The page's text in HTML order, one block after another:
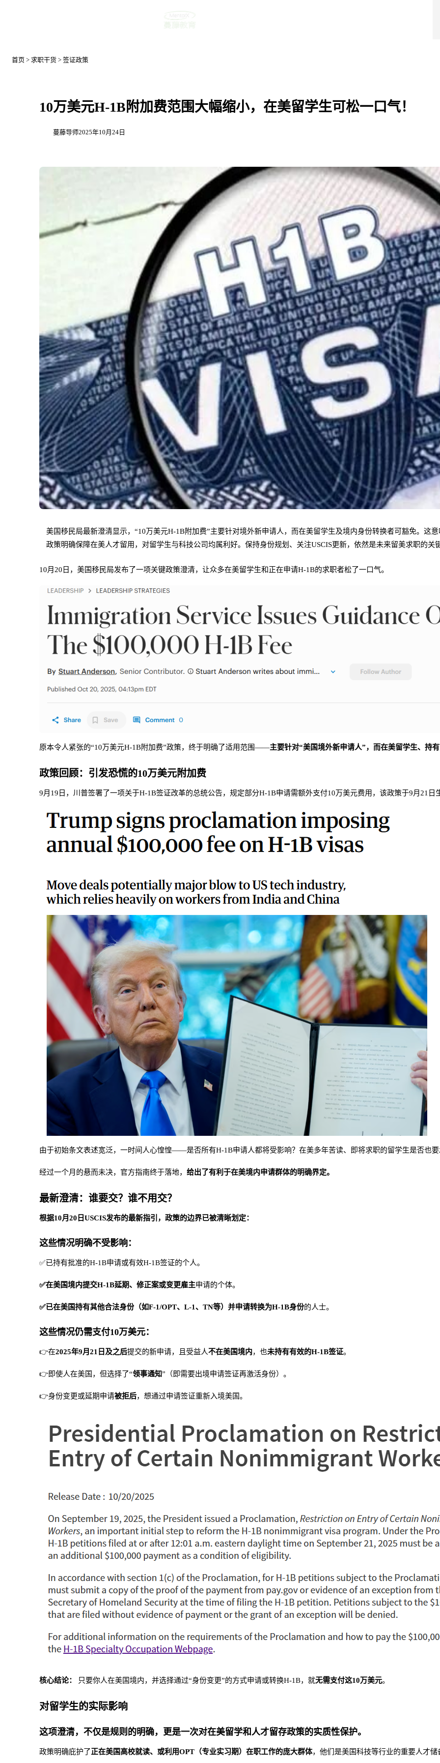
首页 > 求职干货 > 签证政策
10万美元H-1B附加费范围大幅缩小，在美留学生可松一口气！
蔓藤导师2025年10月24日
美国移民局最新澄清显示，“10万美元H-1B附加费”主要针对境外新申请人，而在美留学生及境内身份转换者可豁免。这
政策明确保障在美人才留用，对留学生与科技公司均属利好。保持身份规划、关注USCIS更新，依然是未来留美求职的关
10月20日，美国移民局发布了一项关键政策澄清，让众多在美留学生和正在申请H-1B的求职者松了一口气。
原本令人紧张的“10万美元H-1B附加费”政策，终于明确了适用范围——主要针对“美国境外新申请人”，而在美留学生、持
政策回顾：引发恐慌的10万美元附加费
9月19日，川普签署了一项关于H-1B签证改革的总统公告，规定部分H-1B申请需额外支付10万美元费用，该政策于9月21
由于初始条文表述宽泛，一时间人心惶惶——是否所有H-1B申请人都将受影响？在美多年苦读、即将求职的留学生是否也
经过一个月的悬而未决，官方指南终于落地， 给出了有利于在美境内申请群体的明确界定。
最新澄清：谁要交？谁不用交？
根据10月20日USCIS发布的最新指引 ，政策的边界已被清晰划定：
这些情况明确不受影响：
✅已持有批准的H-1B申请或有效H-1B签证的个人。
✅在美国境内提交H-1B延期、修正案或变更雇主申请的个体。
✅已在美国持有其他合法身份（如F-1/OPT、L-1、TN等）并申请转换为H-1B身份的人士。
这些情况仍需支付10万美元：
👉在2025年9月21日及之后提交的新申请，且受益人不在美国境内，也未持有有效的H-1B签证。
👉即使人在美国，但选择了“领事通知”（即需要出境申请签证再激活身份）。
👉身份变更或延期申请被拒后，想通过申请签证重新入境美国。
核心结论： 只要你人在美国境内，并选择通过“身份变更”的方式申请或转换H-1B，就无需支付这10万美元。
对留学生的实际影响
这项澄清，不仅是规则的明确，更是一次对在美留学和人才留存政策的实质性保护。
政策明确庇护了 正在美国高校就读、或利用OPT（专业实习期）在职工作的庞大群体，他们是美国科技等行业的重要人才储